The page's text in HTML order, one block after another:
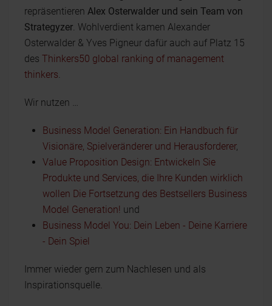
repräsentieren Alex Osterwalder und sein Team von
Strategyzer. Wohlverdient kamen Alexander
Osterwalder & Yves Pigneur dafür auch auf Platz 15
des Thinkers50 global ranking of management
thinkers.
Wir nutzen …
Business Model Generation: Ein Handbuch für
Visionäre, Spielveränderer und Herausforderer,
Value Proposition Design: Entwickeln Sie
Produkte und Services, die Ihre Kunden wirklich
wollen Die Fortsetzung des Bestsellers Business
Model Generation! und
Business Model You: Dein Leben - Deine Karriere
- Dein Spiel
Immer wieder gern zum Nachlesen und als
Inspirationsquelle.